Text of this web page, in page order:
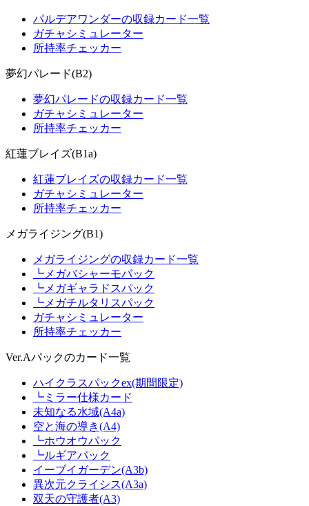
パルデアワンダーの収録カード一覧
ガチャシミュレーター
所持率チェッカー
夢幻パレード(B2)
夢幻パレードの収録カード一覧
ガチャシミュレーター
所持率チェッカー
紅蓮ブレイズ(B1a)
紅蓮ブレイズの収録カード一覧
ガチャシミュレーター
所持率チェッカー
メガライジング(B1)
メガライジングの収録カード一覧
┗メガバシャーモパック
┗メガギャラドスパック
┗メガチルタリスパック
ガチャシミュレーター
所持率チェッカー
Ver.Aパックのカード一覧
ハイクラスパックex(期間限定)
┗ミラー仕様カード
未知なる水域(A4a)
空と海の導き(A4)
┗ホウオウパック
┗ルギアパック
イーブイガーデン(A3b)
異次元クライシス(A3a)
双天の守護者(A3)